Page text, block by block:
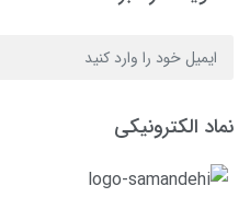
نماد الکترونیکی